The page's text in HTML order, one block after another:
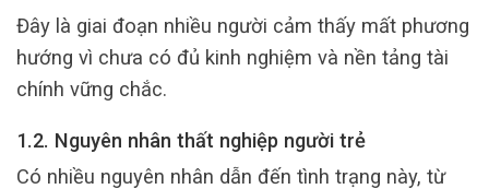
Đây là giai đoạn nhiều người cảm thấy mất phương
hướng vì chưa có đủ kinh nghiệm và nền tảng tài
chính vững chắc.
1.2. Nguyên nhân thất nghiệp người trẻ
Có nhiều nguyên nhân dẫn đến tình trạng này, từ